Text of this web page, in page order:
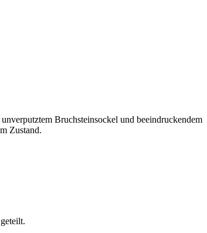
Bruchsteinsockel und beeindruckendem
Zustand.